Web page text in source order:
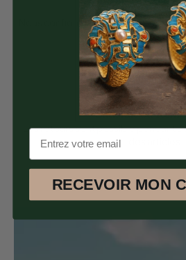
Paiement
Nous confions la gestion de nos
Paypal 100%
Satisfait ou
Les retours sont possible pendant
RECEVOIR MON